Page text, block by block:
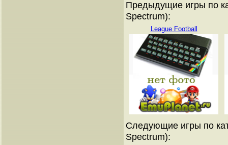
Предыдущие игры по
Spectrum):
League Football
Следующие игры по
Spectrum):